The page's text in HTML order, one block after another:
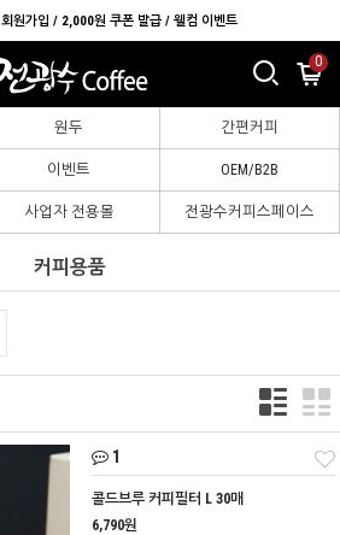
원가입 / 2,000원 쿠폰 발급 / 웰컴 이벤트
0
원두 간편커피
이벤트 OEM/B2B
사업자 전용몰 전광수커피스페이스
커피용품
1
콜드브루 커피필터 L 30매
6,790원